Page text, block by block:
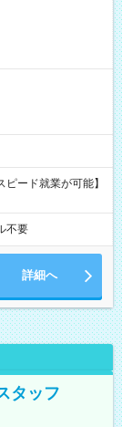
ード就業が可能】
不要
詳細へ
タッフ